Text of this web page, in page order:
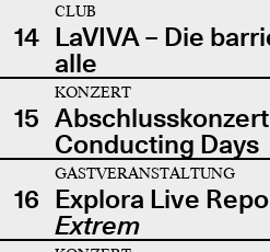
14
CLUB
LaVIVA – Die
alle
15
KONZERT
Conducting Days
16
GASTVERANSTALTUNG
Explora Live
Extrem